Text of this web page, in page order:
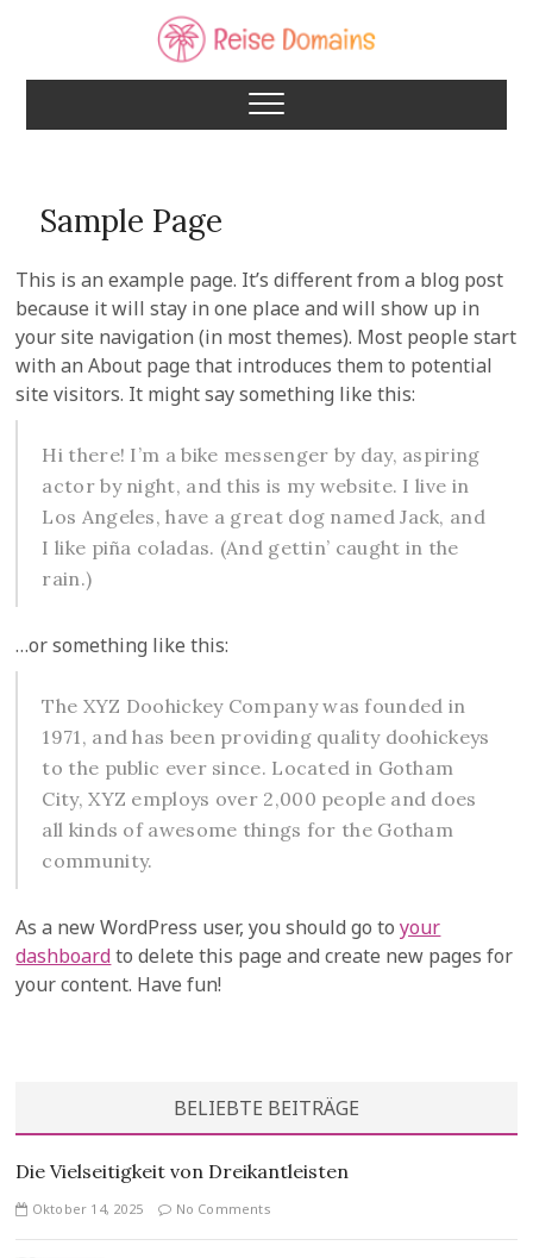
Reise Domains
Sample Page
This is an example page. It’s different from a blog post
because it will stay in one place and will show up in
your site navigation (in most themes). Most people start
with an About page that introduces them to potential
site visitors. It might say something like this:
Hi there! I’m a bike messenger by day, aspiring
actor by night, and this is my website. I live in
Los Angeles, have a great dog named Jack, and
I like piña coladas. (And gettin’ caught in the
rain.)
…or something like this:
The XYZ Doohickey Company was founded in
1971, and has been providing quality doohickeys
to the public ever since. Located in Gotham
City, XYZ employs over 2,000 people and does
all kinds of awesome things for the Gotham
community.
As a new WordPress user, you should go toyour
dashboardto delete this page and create new pages for
your content. Have fun!
BELIEBTE BEITRÄGE
Die Vielseitigkeit von Dreikantleisten
Oktober 14, 2025 No Comments